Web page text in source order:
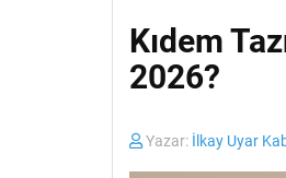
Kıdem
2026?
Yazar: İlkay Uyar